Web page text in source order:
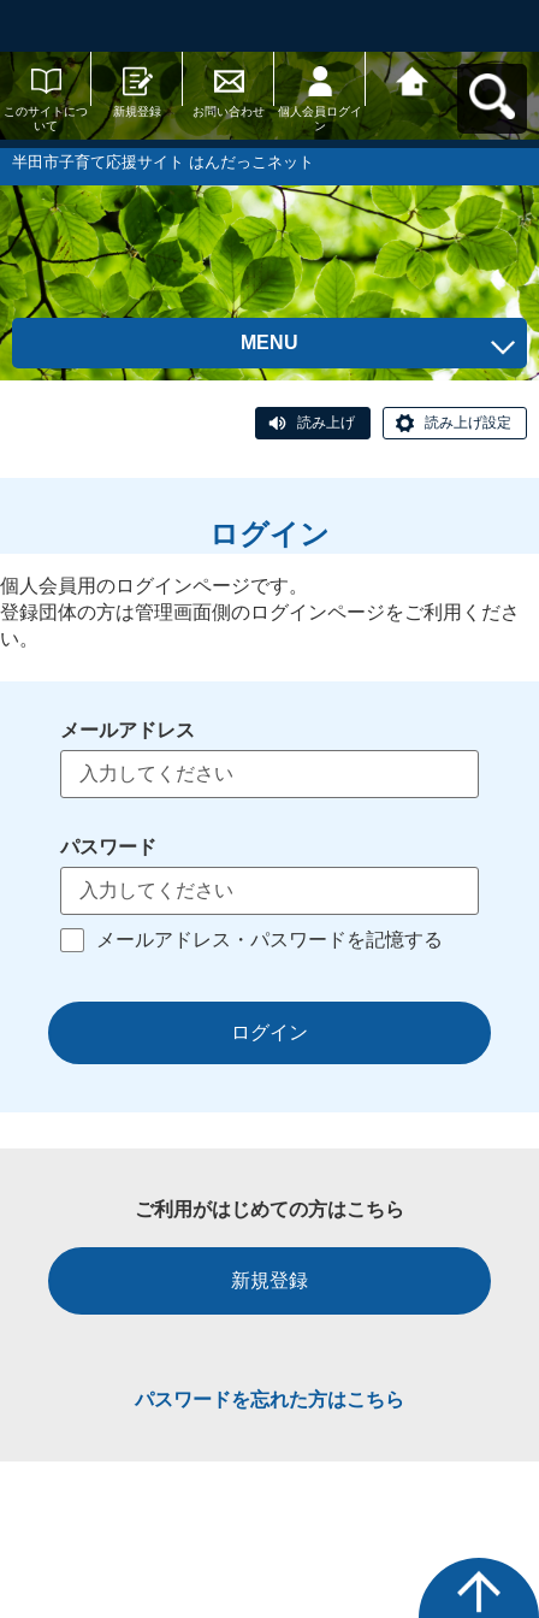
このサイトにつ
いて
新規登録 お問い合わせ
個人会員ログイ
ン
半田市子育て応
援サイト はんだ
っこネットへ戻
半田市子育て応援サイト はんだっこネット
MENU
読み上げ 読み上げ設定
ログイン
個人会員用のログインページです。
登録団体の方は管理画面側のログインページをご利用くださ
い。
メールアドレス
パスワード
メールアドレス・パスワードを記憶する
ログイン
ご利用がはじめての方はこちら
新規登録
パスワードを忘れた方はこちら